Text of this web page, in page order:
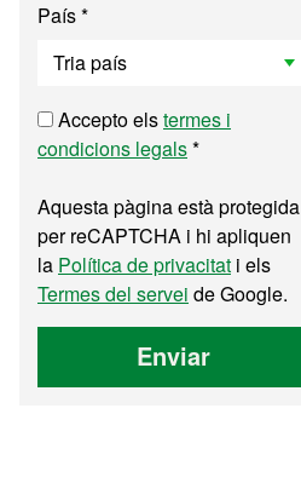
País *
Accepto elstermes i
condicions legals*
Aquesta pàgina està protegida
per reCAPTCHA i hi apliquen
la Política de privacitat i els
Termes del servei de Google.
Enviar